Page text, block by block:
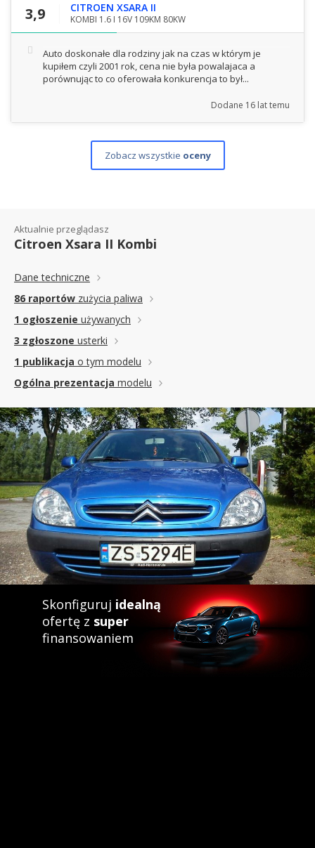
3,9 CITROEN XSARA II
KOMBI 1.6 I 16V 109KM 80KW
Auto doskonałe dla rodziny jak na czas w którym je
kupiłem czyli 2001 rok, cena nie była powalajaca a
porównując to co oferowała konkurencja to był...
Dodane 16 lat temu
Zobacz wszystkie oceny
Aktualnie przeglądasz
Citroen Xsara II Kombi
Dane techniczne
86 raportów zużycia paliwa
1 ogłoszenie używanych
3 zgłoszone usterki
1 publikacja o tym modelu
Ogólna prezentacja modelu
Skonfiguruj idealną
ofertę z super
finansowaniem